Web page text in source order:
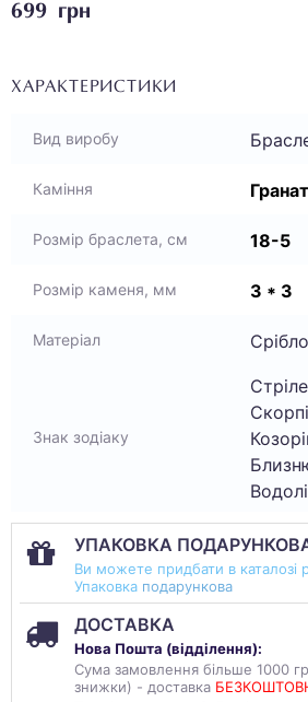
699 грн
ХАРАКТЕРИСТИКИ
Вид виробу
Каміння Гранат
Розмір браслета, см 18-5
Розмір каменя, мм 3 * 3
Матеріал
Знак зодіаку
УПАКОВКА
Ви можете придбати в каталозі
Упаковка подарункова
ДОСТАВКА
Нова Пошта (відділення):
Сума замовлення більше 1000
знижки) - доставка